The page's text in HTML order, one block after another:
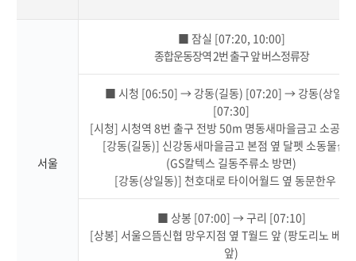
서울
■ 잠실 [07:20, 10:00]
종합운동장역 2번 출구 앞 버스정류장
■ 시청 [06:50] → 강동(길동) [07:20] → 강동(상일
[07:30]
[시청] 시청역 8번 출구 전방 50m 명동새마을금고 소공지
[강동(길동)] 신강동새마을금고 본점 옆 달펫 소동물샵
(GS칼텍스 길동주류소 방면)
[강동(상일동)] 천호대로 타이어월드 옆 동문한우 앞
■ 상봉 [07:00] → 구리 [07:10]
[상봉] 서울으뜸신협 망우지점 옆 T월드 앞 (팡도리노 베이
앞)